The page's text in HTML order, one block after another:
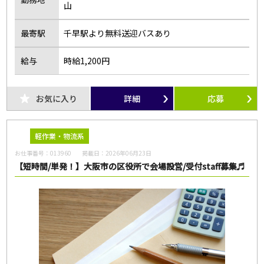
山
最寄駅 千早駅より無料送迎バスあり
給与 時給1,200円
お気に入り 詳細 応募
軽作業・物流系
お仕事番号：013960 掲載日： 2026年06月23日
【短時間/単発！】大阪市の区役所で会場設営/受付staff募集♬